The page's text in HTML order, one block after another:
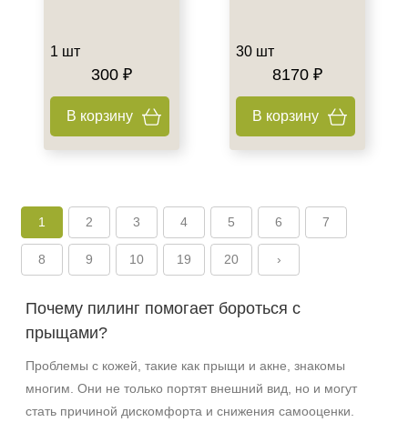
1 шт
300 ₽
В корзину
30 шт
8170 ₽
В корзину
1 2 3 4 5 6 7
8 9 10 19 20 ›
Почему пилинг помогает бороться с
прыщами?
Проблемы с кожей, такие как прыщи и акне, знакомы
многим. Они не только портят внешний вид, но и могут
стать причиной дискомфорта и снижения самооценки.
Не показывать предложение о консультации
+7 (495) 640-58-89
+7 (929) 933-09-89